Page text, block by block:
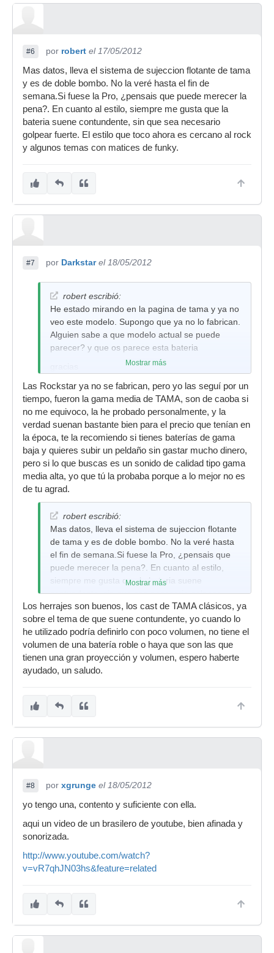
#6 por robert el 17/05/2012
Mas datos, lleva el sistema de sujeccion flotante de tama
y es de doble bombo. No la veré hasta el fin de
semana.Si fuese la Pro, ¿pensais que puede merecer la
pena?. En cuanto al estilo, siempre me gusta que la
bateria suene contundente, sin que sea necesario
golpear fuerte. El estilo que toco ahora es cercano al rock
y algunos temas con matices de funky.
#7 por Darkstar el 18/05/2012
robert escribió:
He estado mirando en la pagina de tama y ya no
veo este modelo. Supongo que ya no lo fabrican.
Alguien sabe a que modelo actual se puede
parecer? y que os parece esta bateria
Mostrar más
Las Rockstar ya no se fabrican, pero yo las seguí por un
tiempo, fueron la gama media de TAMA, son de caoba si
no me equivoco, la he probado personalmente, y la
verdad suenan bastante bien para el precio que tenían en
la época, te la recomiendo si tienes baterías de gama
baja y quieres subir un peldaño sin gastar mucho dinero,
pero si lo que buscas es un sonido de calidad tipo gama
media alta, yo que tú la probaba porque a lo mejor no es
de tu agrad.
robert escribió:
Mas datos, lleva el sistema de sujeccion flotante
de tama y es de doble bombo. No la veré hasta
el fin de semana.Si fuese la Pro, ¿pensais que
puede merecer la pena?. En cuanto al estilo,
siempre me gusta que la bateria suene
contundente, sin que sea necesario golpear
fuerte. El estilo que toco ahora es cercano al
rock y algunos temas con matices de funky.
Mostrar más
Los herrajes son buenos, los cast de TAMA clásicos, ya
sobre el tema de que suene contundente, yo cuando lo
he utilizado podría definirlo con poco volumen, no tiene el
volumen de una batería roble o haya que son las que
tienen una gran proyección y volumen, espero haberte
ayudado, un saludo.
#8 por xgrunge el 18/05/2012
yo tengo una, contento y suficiente con ella.
aqui un video de un brasilero de youtube, bien afinada y
sonorizada.
http://www.youtube.com/watch?
v=vR7qhJN03hs&feature=related